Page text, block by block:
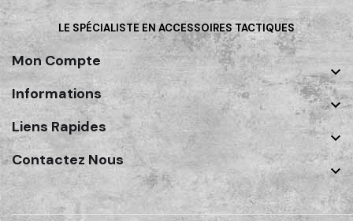
LE SPÉCIALISTE EN ACCESSOIRES TACTIQUES
Mon Compte

Informations

Liens Rapides

Contactez Nous
